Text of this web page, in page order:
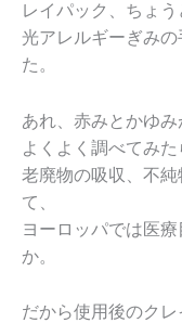
レイパック、ちょ
光アレルギーぎみ
た。
あれ、赤みとかゆみ
よくよく調べてみた
老廃物の吸収、不
て、
ヨーロッパでは医
か。
だから使用後のク